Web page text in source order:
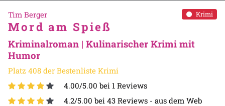
Krimi
Tim Berger
Mord am Spieß
Kriminalroman | Kulinarischer Krimi mit
Humor
Platz 408 der Bestenliste Krimi
4.00/5.00 bei 1 Reviews
4.2/5.00 bei 43 Reviews - aus dem Web